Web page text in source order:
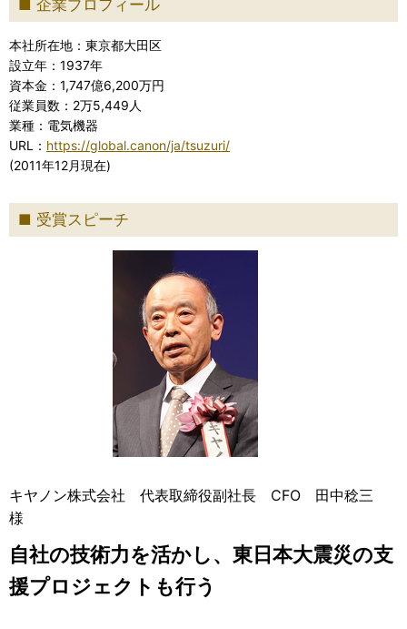
企業プロフィール
本社所在地：東京都大田区
設立年：1937年
資本金：1,747億6,200万円
従業員数：2万5,449人
業種：電気機器
URL： https://global.canon/ja/tsuzuri/
(2011年12月現在)
受賞スピーチ
キヤノン株式会社 代表取締役副社長 CFO 田中稔三
様
自社の技術力を活かし、東日本大震災の支
援プロジェクトも行う